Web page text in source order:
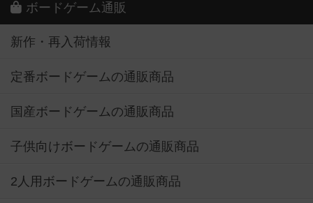
ボードゲーム通販
新作・再入荷情報
定番ボードゲームの通販商品
国産ボードゲームの通販商品
子供向けボードゲームの通販商品
2人用ボードゲームの通販商品